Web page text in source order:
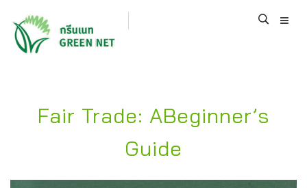
Fair Trade: ABeginner’s
Guide